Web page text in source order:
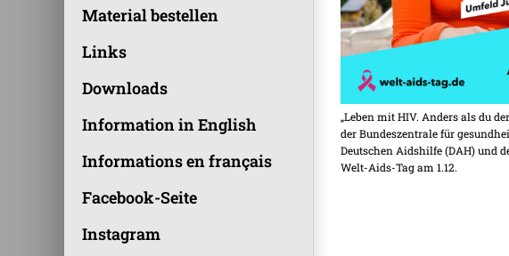
Material bestellen
Links
Downloads
Information in English
Informations en français
Facebook-Seite
Instagram
„Leben mit HIV. Anders als du
der Bundeszentrale für
Deutschen Aidshilfe (DAH) und
Welt-Aids-Tag am 1.12.